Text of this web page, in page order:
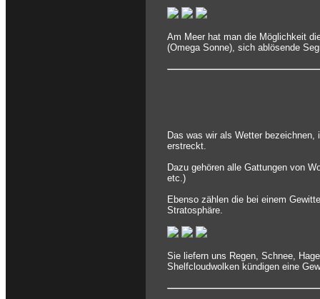
Am Meer hat man die Möglichkeit
(Omega Sonne), sich ablösende
Das was wir als Wetter
erstreckt.
Dazu gehören alle Gattungen von
etc.)
Ebenso zählen die bei einem
Stratosphäre.
Sie liefern uns Regen, Schnee,
Shelfcloudwolken kündigen eine